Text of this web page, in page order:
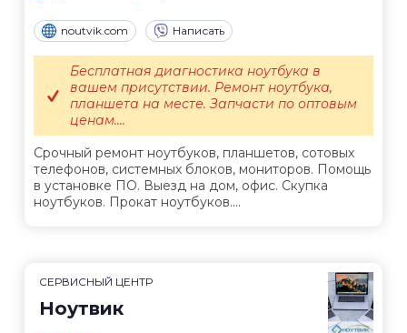
noutvik.com Написать
Срочный ремонт ноутбуков, планшетов, сотовых
телефонов, системных блоков, мониторов. Помощь
в установке ПО. Выезд на дом, офис. Скупка
ноутбуков. Прокат ноутбуков....
Бесплатная диагностика ноутбука в
вашем присутствии. Ремонт ноутбука,
планшета на месте. Запчасти по оптовым
ценам....
СЕРВИСНЫЙ ЦЕНТР
Ноутвик